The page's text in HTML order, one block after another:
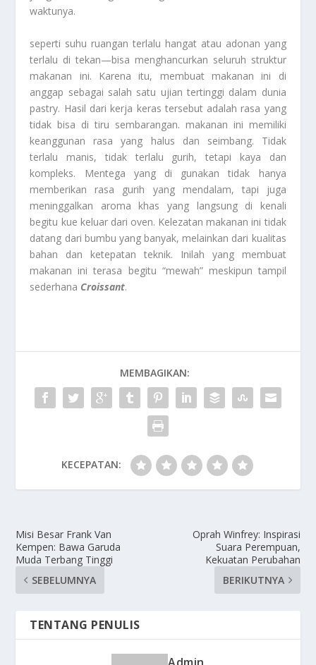
waktunya.
seperti suhu ruangan terlalu hangat atau adonan yang
terlalu di tekan—bisa menghancurkan seluruh struktur
makanan ini. Karena itu, membuat makanan ini di
anggap sebagai salah satu ujian tertinggi dalam dunia
pastry. Hasil dari kerja keras tersebut adalah rasa yang
tidak bisa di tiru sembarangan. makanan ini memiliki
keanggunan rasa yang halus dan seimbang. Tidak
terlalu manis, tidak terlalu gurih, tetapi kaya dan
kompleks. Mentega yang di gunakan tidak hanya
memberikan rasa gurih yang mendalam, tapi juga
meninggalkan aroma khas yang langsung di kenali
begitu kue keluar dari oven. Kelezatan makanan ini tidak
datang dari bumbu yang banyak, melainkan dari kualitas
bahan dan ketepatan teknik. Inilah yang membuat
makanan ini terasa begitu “mewah” meskipun tampil
sederhana Croissant.
MEMBAGIKAN:
KECEPATAN:
Misi Besar Frank Van
Kempen: Bawa Garuda
Muda Terbang Tinggi
SEBELUMNYA
Oprah Winfrey: Inspirasi
Suara Perempuan,
Kekuatan Perubahan
BERIKUTNYA
TENTANG PENULIS